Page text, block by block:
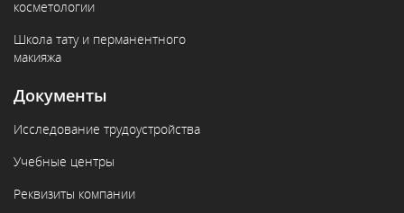
косметологии
Школа тату и перманентного
макияжа
Документы
Исследование трудоустройства
Учебные центры
Реквизиты компании